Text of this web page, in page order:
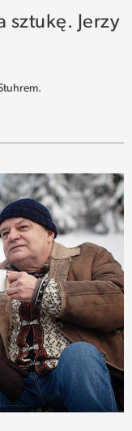
sztukę. Jerzy